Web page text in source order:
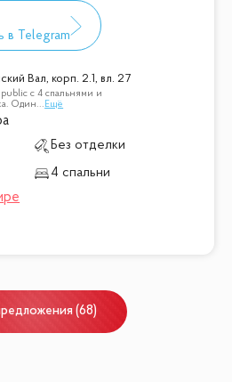
Вал, корп. 2.1, вл. 27
с 4 спальнями и
Один... Ещё
Без отделки
4 спальни
(68)